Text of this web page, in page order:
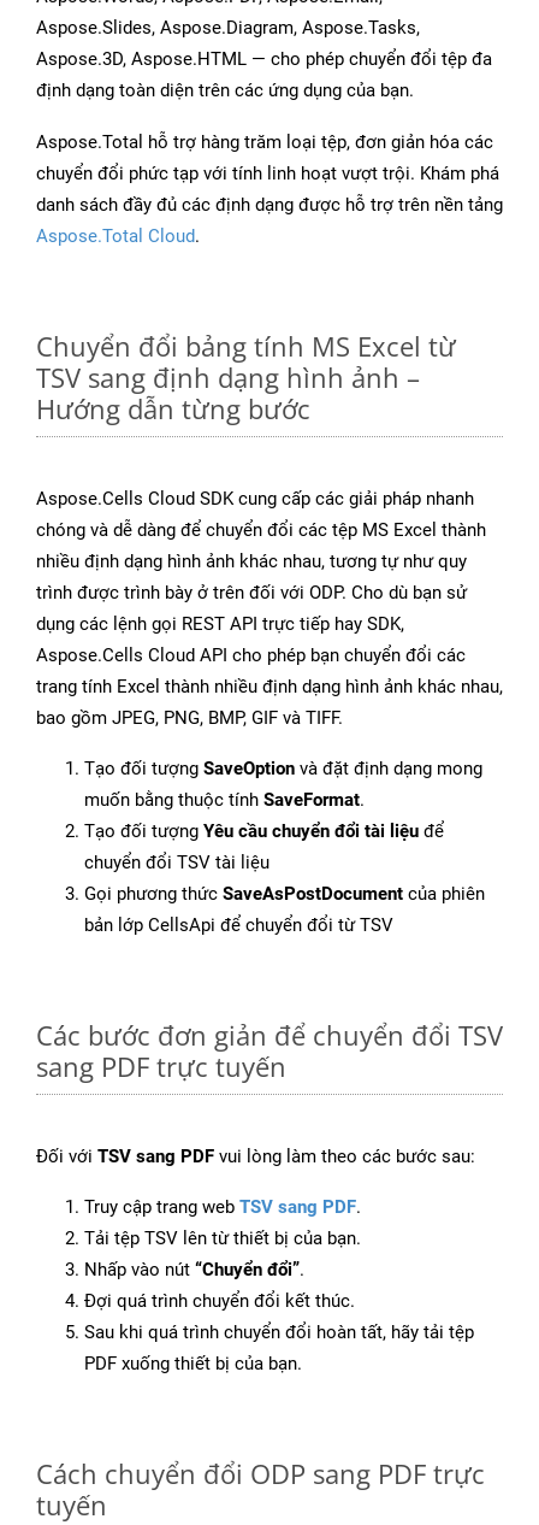
Aspose.Slides, Aspose.Diagram, Aspose.Tasks,
Aspose.3D, Aspose.HTML — cho phép chuyển đổi tệp đa
định dạng toàn diện trên các ứng dụng của bạn.
Aspose.Total hỗ trợ hàng trăm loại tệp, đơn giản hóa các
chuyển đổi phức tạp với tính linh hoạt vượt trội. Khám phá
danh sách đầy đủ các định dạng được hỗ trợ trên nền tảng
Aspose.Total Cloud.
Chuyển đổi bảng tính MS Excel từ
TSV sang định dạng hình ảnh –
Hướng dẫn từng bước
Aspose.Cells Cloud SDK cung cấp các giải pháp nhanh
chóng và dễ dàng để chuyển đổi các tệp MS Excel thành
nhiều định dạng hình ảnh khác nhau, tương tự như quy
trình được trình bày ở trên đối với ODP. Cho dù bạn sử
dụng các lệnh gọi REST API trực tiếp hay SDK,
Aspose.Cells Cloud API cho phép bạn chuyển đổi các
trang tính Excel thành nhiều định dạng hình ảnh khác nhau,
bao gồm JPEG, PNG, BMP, GIF và TIFF.
Tạo đối tượng SaveOption và đặt định dạng mong
muốn bằng thuộc tính SaveFormat.
Tạo đối tượng Yêu cầu chuyển đổi tài liệu để
chuyển đổi TSV tài liệu
Gọi phương thức SaveAsPostDocument của phiên
bản lớp CellsApi để chuyển đổi từ TSV
Các bước đơn giản để chuyển đổi TSV
sang PDF trực tuyến
Đối với TSV sang PDF vui lòng làm theo các bước sau:
Truy cập trang web TSV sang PDF.
Tải tệp TSV lên từ thiết bị của bạn.
Nhấp vào nút “Chuyển đổi”.
Đợi quá trình chuyển đổi kết thúc.
Sau khi quá trình chuyển đổi hoàn tất, hãy tải tệp
PDF xuống thiết bị của bạn.
Cách chuyển đổi ODP sang PDF trực
tuyến